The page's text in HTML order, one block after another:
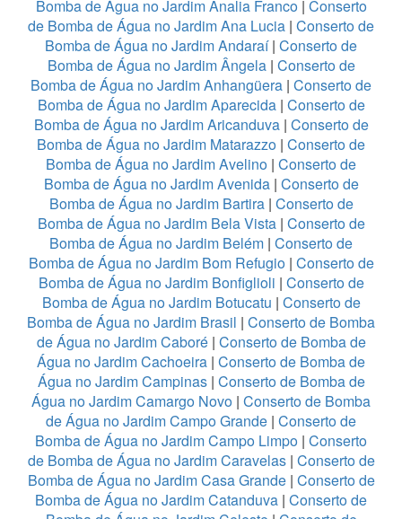
Bomba de Água no Jardim Analia Franco| Conserto
de Bomba de Água no Jardim Ana Lucia | Conserto de
Bomba de Água no Jardim Andaraí| Conserto de
Bomba de Água no Jardim Ângela| Conserto de
Bomba de Água no Jardim Anhangüera | Conserto de
Bomba de Água no Jardim Aparecida| Conserto de
Bomba de Água no Jardim Aricanduva| Conserto de
Bomba de Água no Jardim Matarazzo | Conserto de
Bomba de Água no Jardim Avelino | Conserto de
Bomba de Água no Jardim Avenida| Conserto de
Bomba de Água no Jardim Bartira| Conserto de
Bomba de Água no Jardim Bela Vista| Conserto de
Bomba de Água no Jardim Belém | Conserto de
Bomba de Água no Jardim Bom Refugio| Conserto de
Bomba de Água no Jardim Bonfiglioli | Conserto de
Bomba de Água no Jardim Botucatu | Conserto de
Bomba de Água no Jardim Brasil | Conserto de Bomba
de Água no Jardim Caboré| Conserto de Bomba de
Água no Jardim Cachoeira | Conserto de Bomba de
Água no Jardim Campinas| Conserto de Bomba de
Água no Jardim Camargo Novo | Conserto de Bomba
de Água no Jardim Campo Grande | Conserto de
Bomba de Água no Jardim Campo Limpo | Conserto
de Bomba de Água no Jardim Caravelas| Conserto de
Bomba de Água no Jardim Casa Grande| Conserto de
Bomba de Água no Jardim Catanduva | Conserto de